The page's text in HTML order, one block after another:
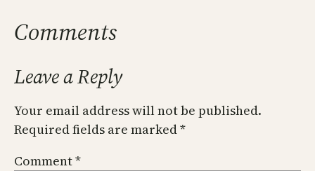
Comments
Leave a Reply
Your email address will not be published.
Required fields are marked*
Comment*